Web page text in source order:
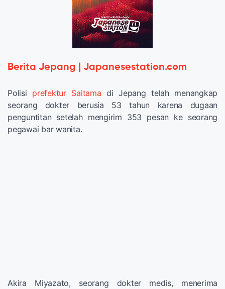
Berita Jepang | Japanesestation.com
Polisi prefektur Saitama di Jepang telah menangkap
seorang dokter berusia 53 tahun karena dugaan
penguntitan setelah mengirim 353 pesan ke seorang
pegawai bar wanita.
Akira Miyazato, seorang dokter medis, menerima